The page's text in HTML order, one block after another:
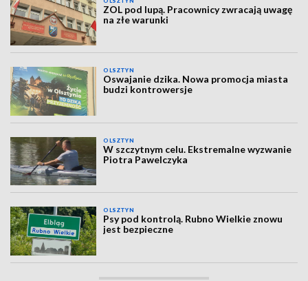
ZOL pod lupą. Pracownicy zwracają uwagę
na złe warunki
OLSZTYN
Oswajanie dzika. Nowa promocja miasta
budzi kontrowersje
OLSZTYN
W szczytnym celu. Ekstremalne wyzwanie
Piotra Pawelczyka
OLSZTYN
Psy pod kontrolą. Rubno Wielkie znowu
jest bezpieczne